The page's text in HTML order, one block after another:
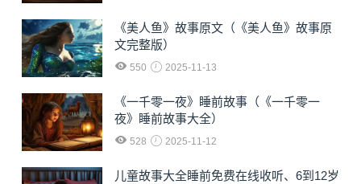
《美人鱼》故事原文（《美人鱼》故事原
文完整版）
550 2025-11-13
《一千零一夜》睡前故事（《一千零一
夜》睡前故事大全）
528 2025-11-12
儿童故事大全睡前免费在线收听、6到12岁